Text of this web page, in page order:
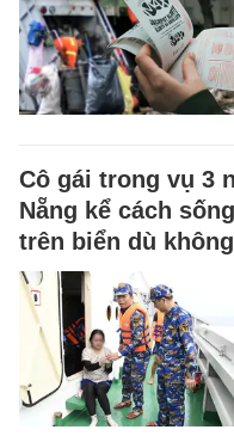
Cô gái trong vụ 3
Nẵng kể cách
trên biển dù